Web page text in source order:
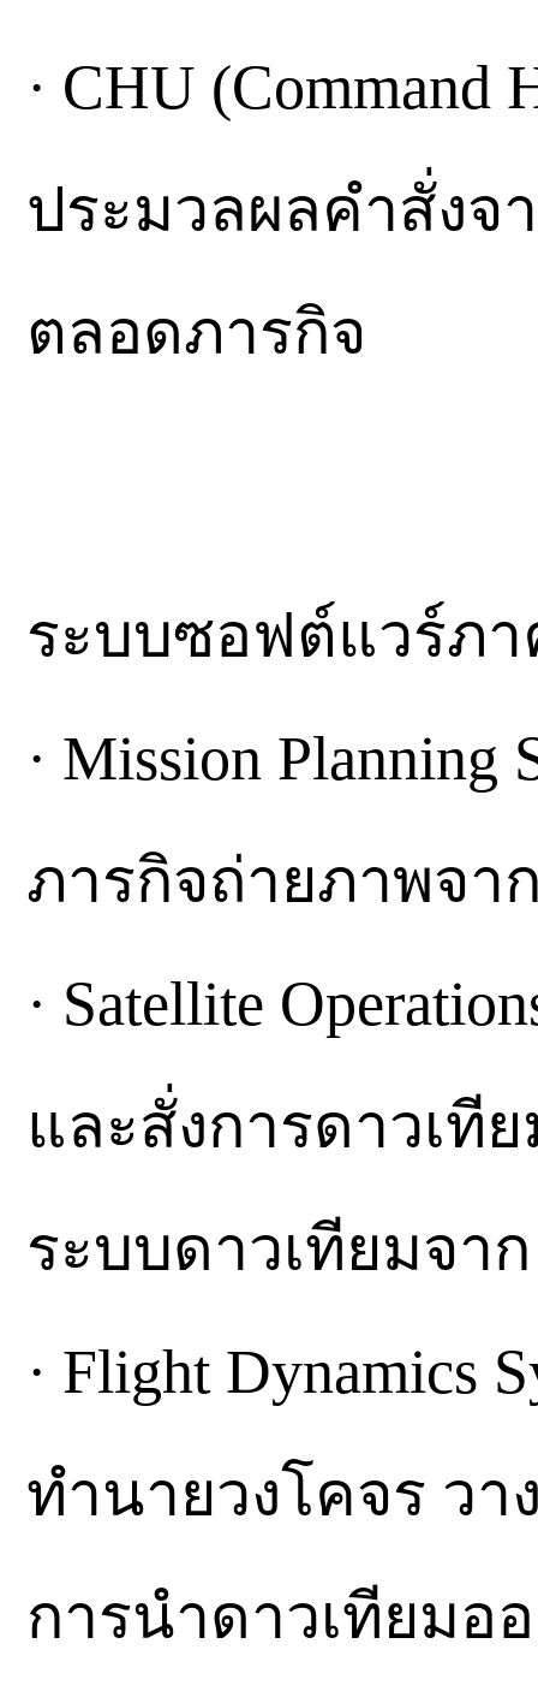
· CHU
ประมวลผลคำสั่งจ
ตลอดภารกิจ
ระบบซอฟต์แวร์ภ
· Mission
ภารกิจถ่ายภาพจา
· Satellite
และสั่งการดาวเที
ระบบดาวเทียมจาก
· Flight Dynamics
ทำนายวงโคจร ว
การนำดาวเทียมอ